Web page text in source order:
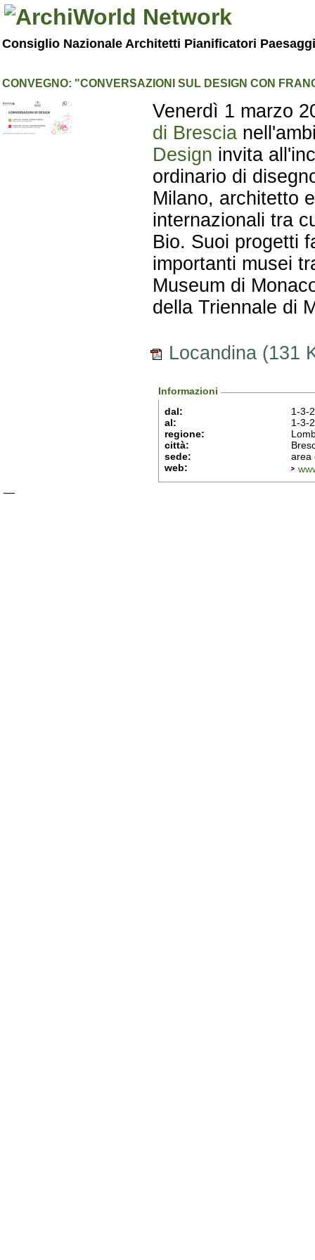
Consiglio Nazionale Architetti Pianificatori
CONVEGNO: "CONVERSAZIONI SUL DESIGN CON
Venerdì 1 marzo
di Brescia
Design invita
ordinario di
Milano, architetto
internazionali tra
Bio. Suoi progetti
importanti musei
Museum di
della Triennale di
Locandina (131
Informazioni
dal:
1-3-
al:
1-3-
regione:
città:
sede:
area
web: